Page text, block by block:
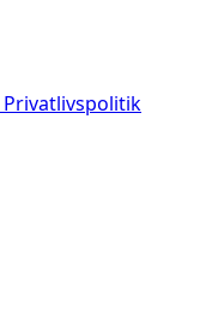
Privatlivspolitik